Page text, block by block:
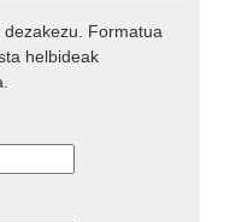
Formatua
helbideak